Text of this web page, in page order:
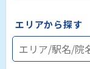
エリアから探す